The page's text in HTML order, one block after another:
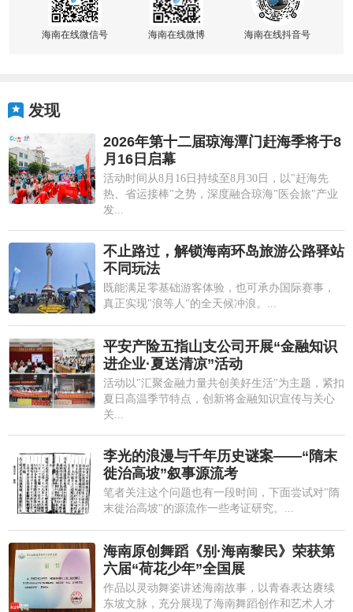
海南在线微信号 海南在线微博 海南在线抖音号
发现
2026年第十二届琼海潭门赶海季将于8
月16日启幕
活动时间从8月16日持续至8月30日，以"赶海先
热、省运接棒"之势，深度融合琼海"医会旅"产业
发...
不止路过，解锁海南环岛旅游公路驿站
不同玩法
既能满足零基础游客体验，也可承办国际赛事，
真正实现"浪等人"的全天候冲浪。...
平安产险五指山支公司开展“金融知识
进企业·夏送清凉”活动
活动以"汇聚金融力量共创美好生活"为主题，紧扣
夏日高温季节特点，创新将金融知识宣传与关心
关...
李光的浪漫与千年历史谜案——“隋末
徙治高坡”叙事源流考
笔者关注这个问题也有一段时间，下面尝试对"隋
末徙治高坡"的源流作一些考证研究。...
海南原创舞蹈《别·海南黎民》荣获第
六届“荷花少年”全国展
作品以灵动舞姿讲述海南故事，以青春表达赓续
东坡文脉，充分展现了海南舞蹈创作和艺术人才